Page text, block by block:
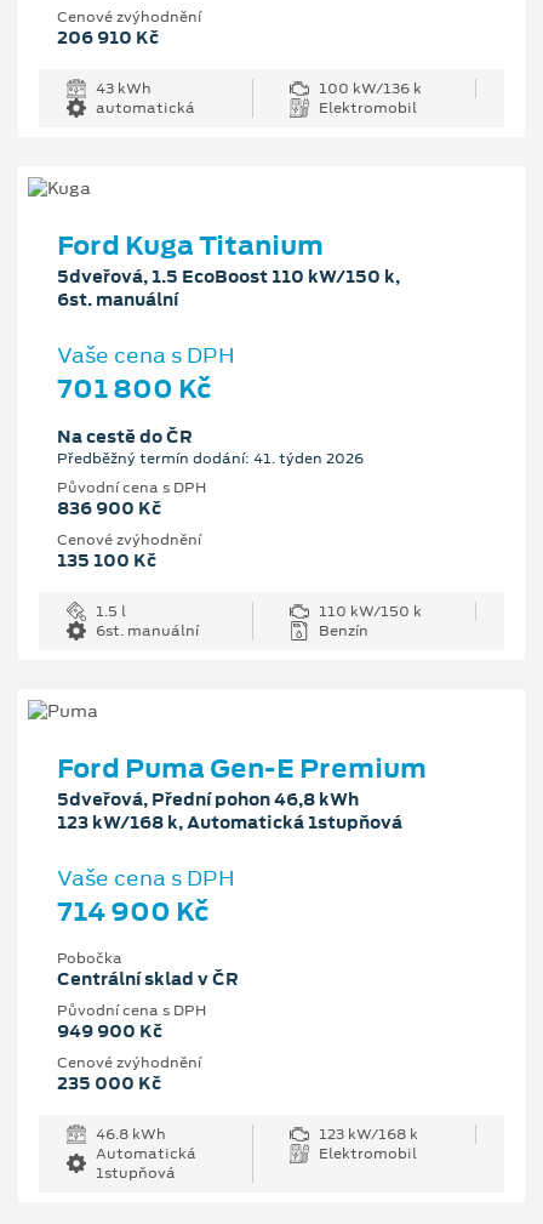
Cenové zvýhodnění
206 910 Kč
43 kWh
100 kW/136 k
automatická
Elektromobil
Ford Kuga Titanium
5dveřová, 1.5 EcoBoost 110 kW/150 k,
6st. manuální
Vaše cena s DPH
701 800 Kč
Na cestě do ČR
Předběžný termín dodání: 41. týden 2026
Původní cena s DPH
836 900 Kč
Cenové zvýhodnění
135 100 Kč
1.5 l
110 kW/150 k
6st. manuální
Benzín
Ford Puma Gen-E Premium
5dveřová, Přední pohon 46,8 kWh
123 kW/168 k, Automatická 1stupňová
Vaše cena s DPH
714 900 Kč
Pobočka
Centrální sklad v ČR
Původní cena s DPH
949 900 Kč
Cenové zvýhodnění
235 000 Kč
46.8 kWh
123 kW/168 k
Automatická
1stupňová
Elektromobil